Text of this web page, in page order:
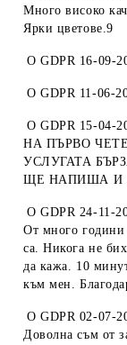
Много високо
Ярки цветове.9
OGDPR 16-09-
OGDPR 11-06-
OGDPR 15-04-
НА ПЪРВО
УСЛУГАТА
ЩЕ НАПИША И
OGDPR 24-11-
От много години
са. Никога не
да кажа. 10
към мен.
OGDPR 02-07-
Доволна съм от